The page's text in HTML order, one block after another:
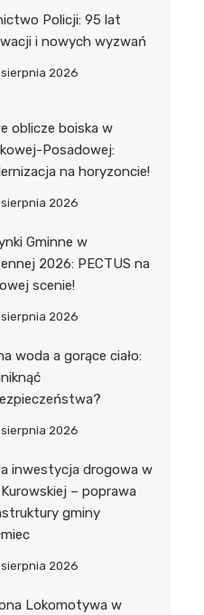
Policji: 95 lat
i nowych wyzwań
2026
oblicze boiska w
Posadowej:
na horyzoncie!
2026
Gminne w
2026: PECTUS na
scenie!
2026
woda a gorące ciało:
2026
inwestycja drogowa w
– poprawa
gminy
2026
Lokomotywa w